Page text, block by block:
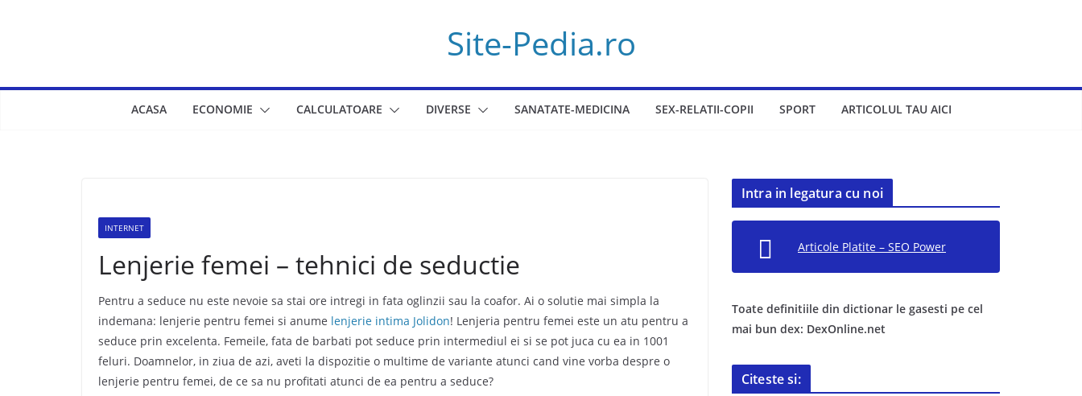
Site-Pedia.ro
ACASA ECONOMIE CALCULATOARE DIVERSE SANATATE-MEDICINA SEX-RELATII-COPII SPORT ARTICOLUL TAU AICI
INTERNET
Lenjerie femei – tehnici de seductie
Pentru a seduce nu este nevoie sa stai ore intregi in fata oglinzii sau la coafor. Ai o solutie mai simpla la
indemana: lenjerie pentru femei si anume lenjerie intima Jolidon! Lenjeria pentru femei este un atu pentru a
seduce prin excelenta. Femeile, fata de barbati pot seduce prin intermediul ei si se pot juca cu ea in 1001
feluri. Doamnelor, in ziua de azi, aveti la dispozitie o multime de variante atunci cand vine vorba despre o
lenjerie pentru femei, de ce sa nu profitati atunci de ea pentru a seduce?
Intra in legatura cu noi
Articole Platite – SEO Power
Toate definitiile din dictionar le gasesti pe cel
mai bun dex: DexOnline.net
Citeste si: